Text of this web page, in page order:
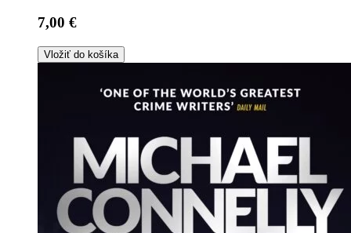
7,00 €
Vložiť do košíka